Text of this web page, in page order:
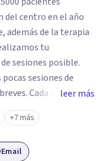
del centro en el año
además de la terapia
sesiones posible.
sesiones de
Cada sesión de
a conseguir
destaca la
el tratamiento de
ansiedad , estrés,
leer más
+7 más
Email